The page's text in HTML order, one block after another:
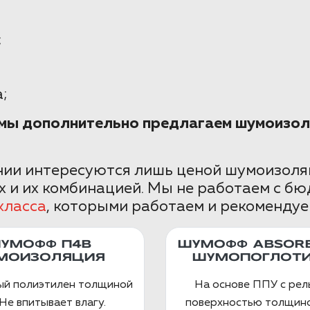
дополнительно предлагаем
интересуются лишь ценой
их комбинацией. Мы не работаем с
, которыми работаем и
П4В
полиэтилен толщиной
впитывает влагу.
ШУМОФФ
На основе ППУ с
поверхностью